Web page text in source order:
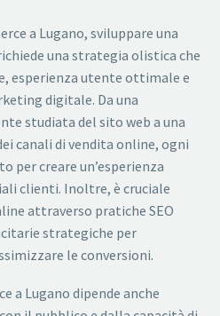
a Lugano, sviluppare una
una strategia olistica che
esperienza utente ottimale e
digitale. Da una
studiata del sito web a una
canali di vendita online, ogni
per creare un’esperienza
clienti. Inoltre, è cruciale
attraverso pratiche SEO
strategiche per
le conversioni.
a Lugano dipende anche